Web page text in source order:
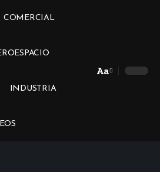
COMERCIAL
INDUSTRIA
Font
Aa